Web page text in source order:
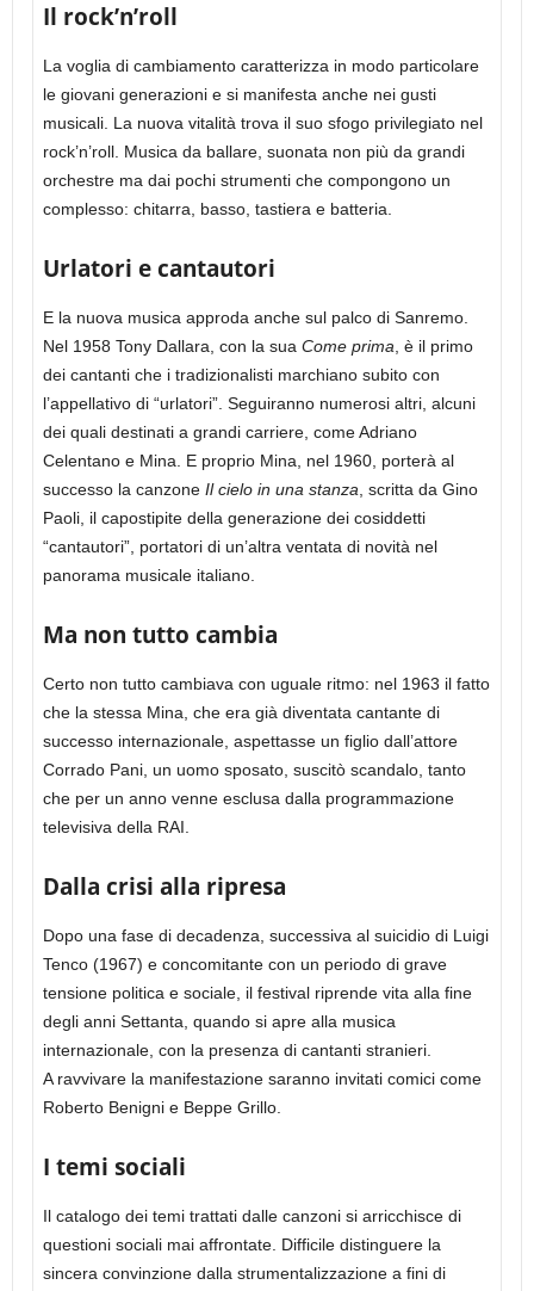
Il rock’n’roll
La voglia di cambiamento caratterizza in modo particolare
le giovani generazioni e si manifesta anche nei gusti
musicali. La nuova vitalità trova il suo sfogo privilegiato nel
rock’n’roll. Musica da ballare, suonata non più da grandi
orchestre ma dai pochi strumenti che compongono un
complesso: chitarra, basso, tastiera e batteria.
Urlatori e cantautori
E la nuova musica approda anche sul palco di Sanremo.
Nel 1958 Tony Dallara, con la sua Come prima, è il primo
dei cantanti che i tradizionalisti marchiano subito con
l’appellativo di “urlatori”. Seguiranno numerosi altri, alcuni
dei quali destinati a grandi carriere, come Adriano
Celentano e Mina. E proprio Mina, nel 1960, porterà al
successo la canzone Il cielo in una stanza, scritta da Gino
Paoli, il capostipite della generazione dei cosiddetti
“cantautori”, portatori di un’altra ventata di novità nel
panorama musicale italiano.
Ma non tutto cambia
Certo non tutto cambiava con uguale ritmo: nel 1963 il fatto
che la stessa Mina, che era già diventata cantante di
successo internazionale, aspettasse un figlio dall’attore
Corrado Pani, un uomo sposato, suscitò scandalo, tanto
che per un anno venne esclusa dalla programmazione
televisiva della RAI.
Dalla crisi alla ripresa
Dopo una fase di decadenza, successiva al suicidio di Luigi
Tenco (1967) e concomitante con un periodo di grave
tensione politica e sociale, il festival riprende vita alla fine
degli anni Settanta, quando si apre alla musica
internazionale, con la presenza di cantanti stranieri.
A ravvivare la manifestazione saranno invitati comici come
Roberto Benigni e Beppe Grillo.
I temi sociali
Il catalogo dei temi trattati dalle canzoni si arricchisce di
questioni sociali mai affrontate. Difficile distinguere la
sincera convinzione dalla strumentalizzazione a fini di